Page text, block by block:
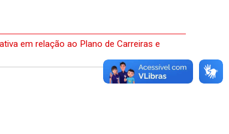
em relação ao Plano de Carreiras e